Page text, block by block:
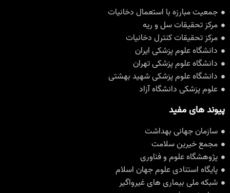
جمعیت مبارزه با استعمال دخانیات
مرکز تحقیقات سل و ریه
مرکز تحقیقات کنترل دخانیات
دانشگاه علوم پزشکی ایران
دانشگاه علوم پزشکی تهران
دانشگاه علوم پزشکی شهید بهشتی
علوم پزشکی دانشگاه آزاد
پیوند های مفید
سازمان جهانی بهداشت
مجمع خیرین سلامت
پژوهشگاه علوم و فناوری
پایگاه استنادی علوم جهان اسلام
شبکه ملی بیماری های غیرواگیر